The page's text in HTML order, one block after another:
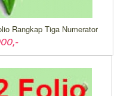
Rangkap Tiga Numerator